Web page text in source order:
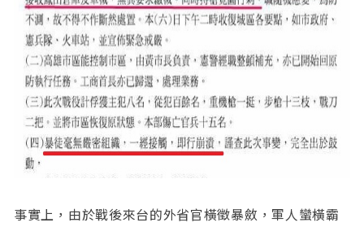
事實上，由於戰後來台的外省官橫徵暴斂，軍人蠻橫霸